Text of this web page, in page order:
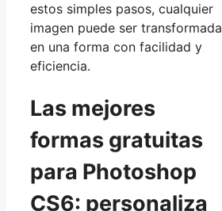
estos simples pasos, cualquier
imagen puede ser transformada
en una forma con facilidad y
eficiencia.
Las mejores
formas gratuitas
para Photoshop
CS6: personaliza